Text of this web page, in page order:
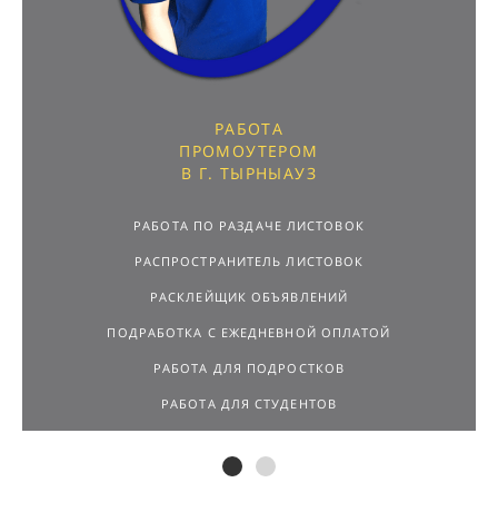
РАБОТА
ПРОМОУТЕРОМ
В Г. ТЫРНЫАУЗ
РАБОТА ПО РАЗДАЧЕ ЛИСТОВОК
РАСПРОСТРАНИТЕЛЬ ЛИСТОВОК
РАСКЛЕЙЩИК ОБЪЯВЛЕНИЙ
ПОДРАБОТКА С ЕЖЕДНЕВНОЙ ОПЛАТОЙ
РАБОТА ДЛЯ ПОДРОСТКОВ
РАБОТА ДЛЯ СТУДЕНТОВ